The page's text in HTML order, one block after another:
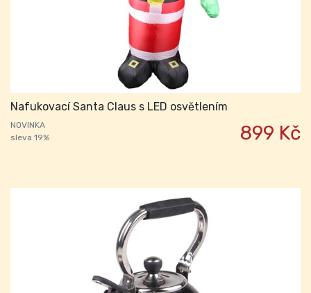
Nafukovací Santa Claus s LED osvětlením
NOVINKA
sleva 19%
899 Kč